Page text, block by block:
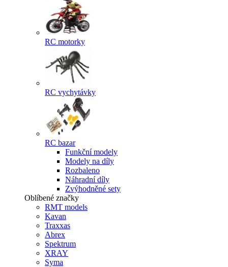
RC motorky
RC vychytávky
RC bazar
Funkční modely
Modely na díly
Rozbaleno
Náhradní díly
Zvýhodněné sety
Oblíbené značky
RMT models
Kavan
Traxxas
Abrex
Spektrum
XRAY
Syma